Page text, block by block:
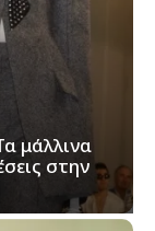
μάλλινα
στην